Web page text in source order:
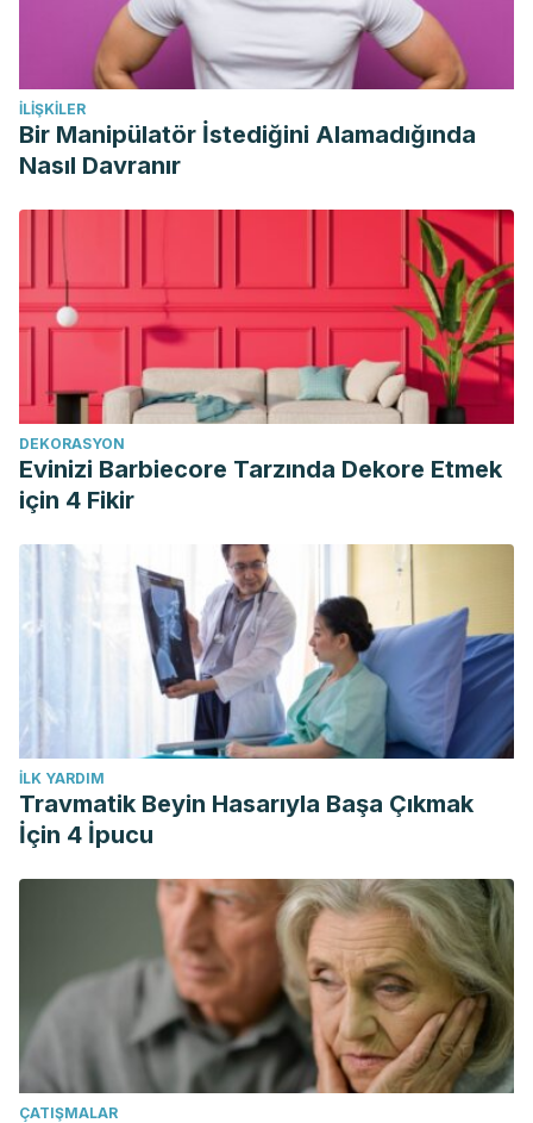
İLIŞKILER
Bir Manipülatör İstediğini Alamadığında
Nasıl Davranır
DEKORASYON
Evinizi Barbiecore Tarzında Dekore Etmek
için 4 Fikir
İLK YARDIM
Travmatik Beyin Hasarıyla Başa Çıkmak
İçin 4 İpucu
ÇATIŞMALAR